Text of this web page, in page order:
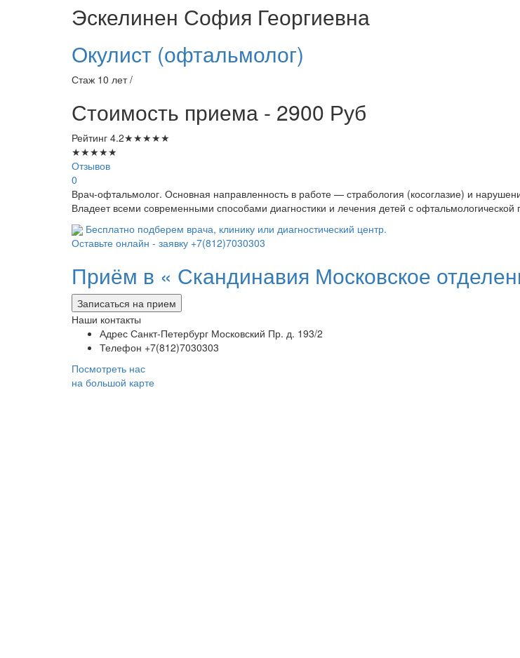
Эскелинен София Георгиевна
Окулист (офтальмолог)
Стаж 10 лет /
Стоимость приема - 2900 Руб
Рейтинг 4.2★★★★★
★★★★★
Отзывов
0
Врач-офтальмолог. Основная направленность в работе — страбология (косоглазие) и
Владеет всеми современными способами диагностики и лечения детей с офтальмологической
Бесплатно подберем врача, клинику или диагностический центр.
Оставьте онлайн - заявку +7(812)7030303
Приём в « Скандинавия Московское
Записаться на прием
Наши контакты
Адрес Санкт-Петербург Московский Пр. д. 193/2
Телефон +7(812)7030303
Посмотреть нас
на большой карте